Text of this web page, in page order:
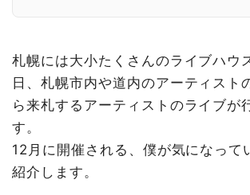
札幌には大小たくさんのライブハウ
日、札幌市内や道内のアーティスト
ら来札するアーティストのライブが
す。
12月に開催される、僕が気になって
紹介します。